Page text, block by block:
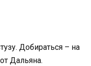
Добираться – на
Дальяна.